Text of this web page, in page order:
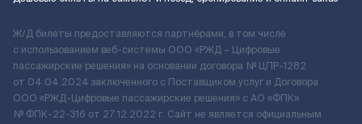
Ж/Д билеты предоставляются партнёрами, в том числе
с использованием веб-системы ООО «РЖД – Цифровые
пассажирские решения» на основании договора № ЦПР-1282
от 04.04.2024 заключенного с Поставщиком услуг и Договора
ООО «РЖД-Цифровые пассажирские решения» c АО «ФПК»
№ ФПК-22-316 от 27.12.2022 г. Сайт не является официальным